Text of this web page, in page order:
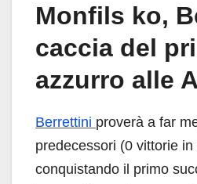
Monfils ko,
caccia del
azzurro alle
Berrettini proverà a far
predecessori (0 vittorie
conquistando il primo